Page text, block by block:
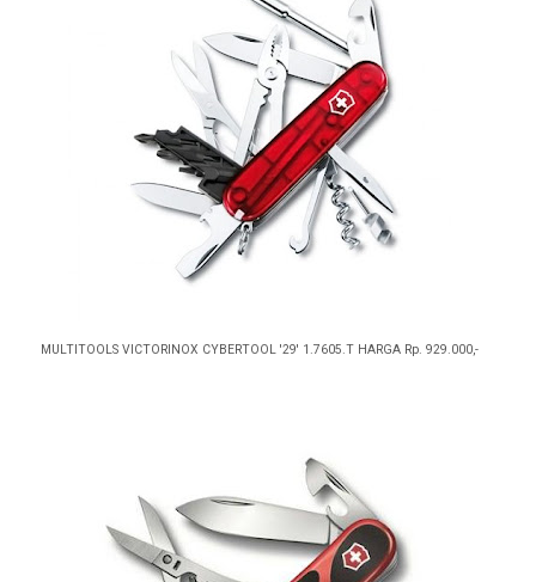
MULTITOOLS VICTORINOX CYBERTOOL '29' 1.7605.T HARGA Rp. 929.000,-